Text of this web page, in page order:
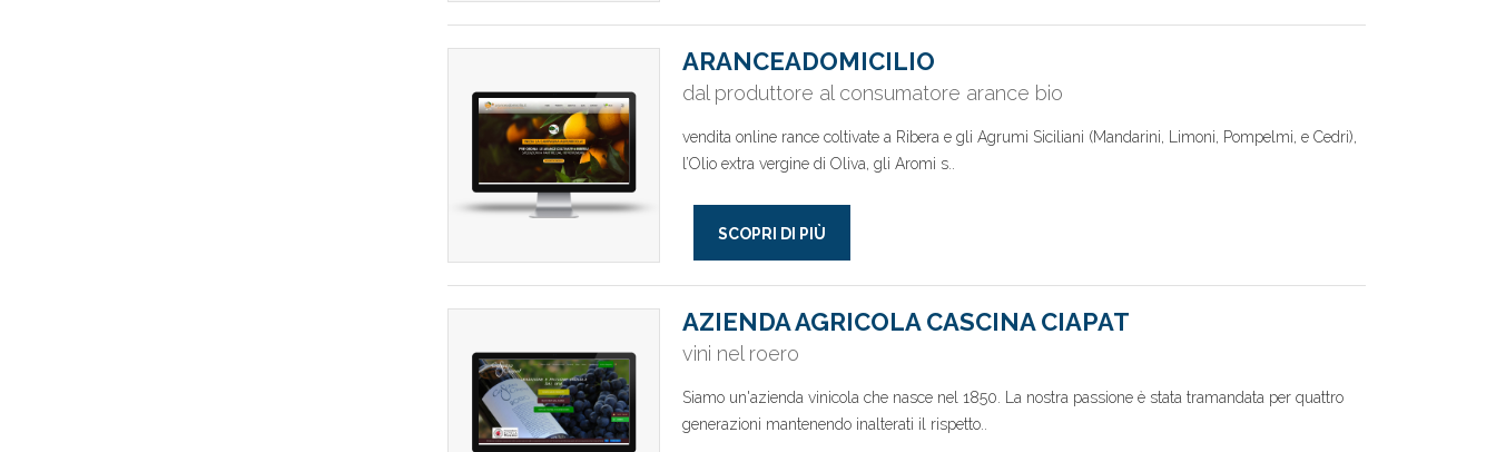
ARANCEADOMICILIO
dal produttore al consumatore arance bio
vendita online rance coltivate a Ribera e gli Agrumi Siciliani (Mandarini, Limoni, Pompelmi, e Cedri),
l’Olio extra vergine di Oliva, gli Aromi s..
SCOPRI DI PIÙ
AZIENDA AGRICOLA CASCINA CIAPAT
vini nel roero
Siamo un'azienda vinicola che nasce nel 1850. La nostra passione è stata tramandata per quattro
generazioni mantenendo inalterati il rispetto..